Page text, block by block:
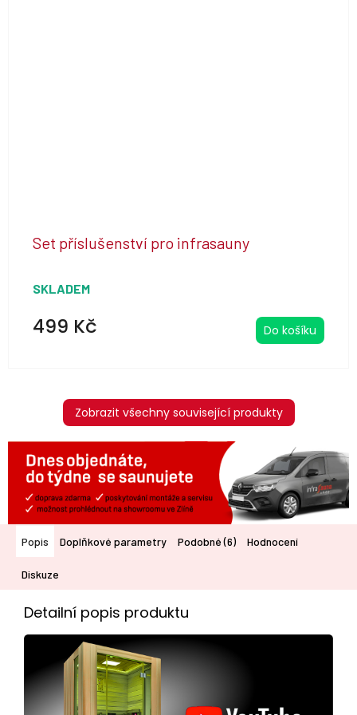
Set příslušenství pro infrasauny
SKLADEM
499 Kč Do košíku
Zobrazit všechny související produkty
Popis Doplňkové parametry Podobné (6) Hodnocení
Diskuze
Detailní popis produktu